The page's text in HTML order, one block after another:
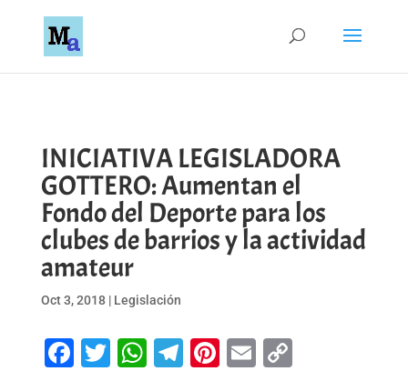
INICIATIVA LEGISLADORA
GOTTERO: Aumentan el
Fondo del Deporte para los
clubes de barrios y la actividad
amateur
Oct 3, 2018| Legislación
Facebook
Twitter
WhatsApp
Telegram
Pinterest
EmailCopy